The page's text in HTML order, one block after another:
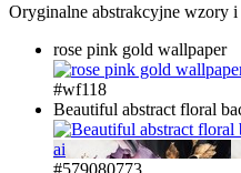
Oryginalne abstrakcyjne wzory
rose pink gold wallpaper
#wf118
Beautiful abstract floral
#579080773